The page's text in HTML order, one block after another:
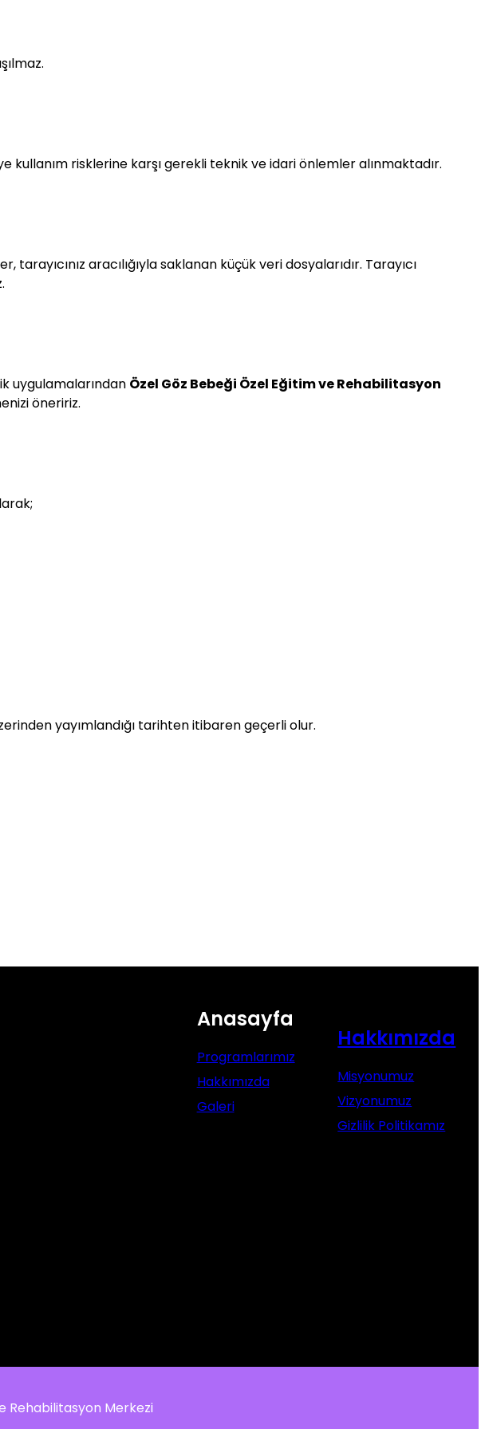
kullanım risklerine karşı gerekli teknik ve idari önlemler alınmaktadır.
aracılığıyla saklanan küçük veri dosyalarıdır. Tarayıcı
uygulamalarından Özel Göz Bebeği Özel Eğitim ve Rehabilitasyon
öneririz.
yayımlandığı tarihten itibaren geçerli olur.
Anasayfa
Programlarımız
Hakkımızda
Galeri
Hakkımızda
Misyonumuz
Vizyonumuz
Gizlilik Politikamız
Rehabilitasyon Merkezi